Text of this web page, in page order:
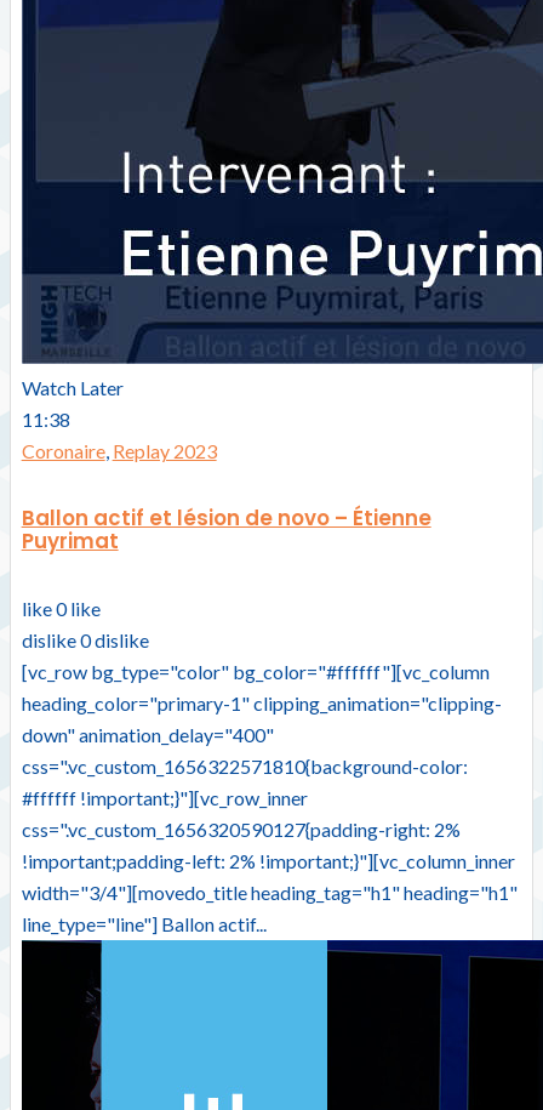
Watch Later
11:38
Coronaire, Replay 2023
Ballon actif et lésion de novo – Étienne
Puyrimat
like0 like
dislike0dislike
[vc_row bg_type="color" bg_color="#ffffff"][vc_column
heading_color="primary-1" clipping_animation="clipping-
down" animation_delay="400"
css=".vc_custom_1656322571810{background-color:
#ffffff !important;}"][vc_row_inner
css=".vc_custom_1656320590127{padding-right: 2%
!important;padding-left: 2% !important;}"][vc_column_inner
width="3/4"][movedo_title heading_tag="h1" heading="h1"
line_type="line"] Ballon actif...